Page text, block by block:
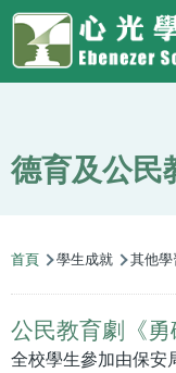
移至主內容
Top
Social
Link
Language
switcher
德育及公民
導
連
結
首頁 學生成就 其他學
公民教育劇《
全校學生參加由保